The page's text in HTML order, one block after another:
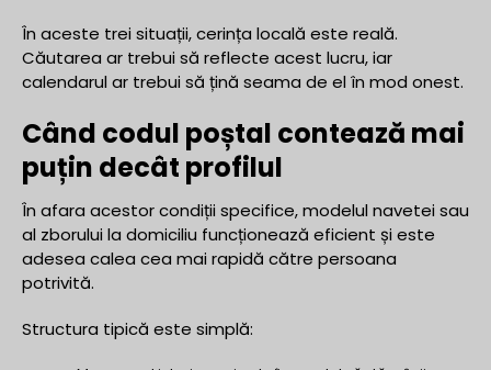
În aceste trei situații, cerința locală este reală.
Căutarea ar trebui să reflecte acest lucru, iar
calendarul ar trebui să țină seama de el în mod onest.
Când codul poștal contează mai
puțin decât profilul
În afara acestor condiții specifice, modelul navetei sau
al zborului la domiciliu funcționează eficient și este
adesea calea cea mai rapidă către persoana
potrivită.
Structura tipică este simplă: